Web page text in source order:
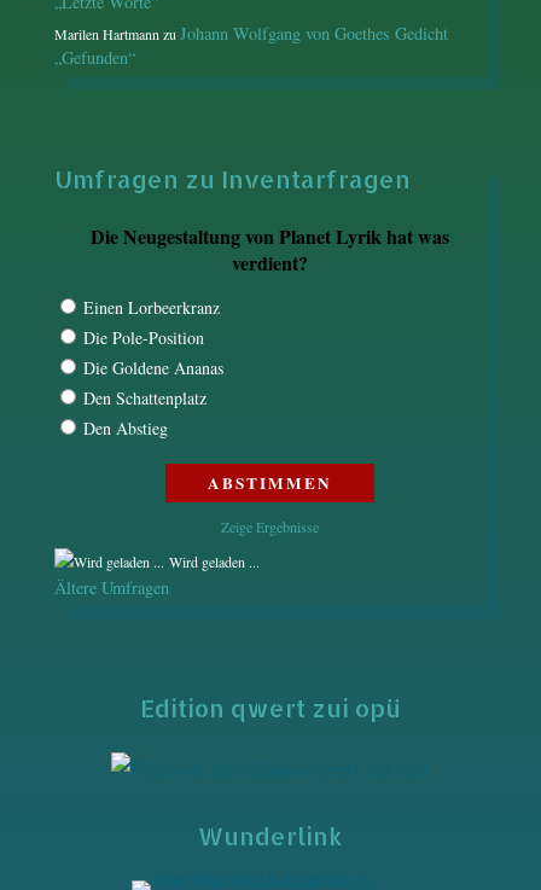
Marilen HartmannzuJohann Wolfgang von Goethes Gedicht
„Gefunden“
Umfragen zu Inventarfragen
Die Neugestaltung von Planet Lyrik hat was
verdient?
Einen Lorbeerkranz
Die Pole-Position
Die Goldene Ananas
Den Schattenplatz
Den Abstieg
Zeige Ergebnisse
Wird geladen ...
Ältere Umfragen
Edition qwert zui opü
Wunderlink